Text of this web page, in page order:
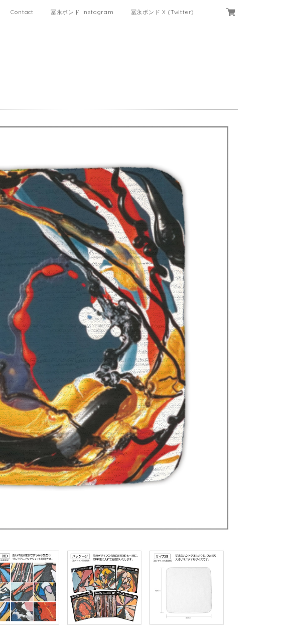
Contact 冨永ボンド Instagram 冨永ボンド X (Twitter)